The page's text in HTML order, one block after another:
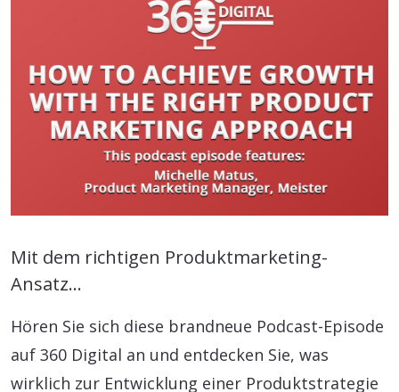
Mit dem richtigen Produktmarketing-
Ansatz...
Hören Sie sich diese brandneue Podcast-Episode
auf 360 Digital an und entdecken Sie, was
wirklich zur Entwicklung einer Produktstrategie